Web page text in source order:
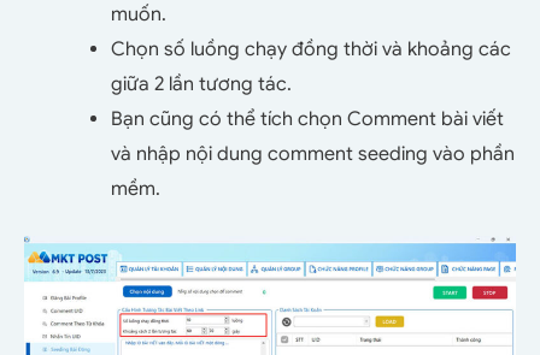
muốn.
Chọn số luồng chạy đồng thời và khoảng các
giữa 2 lần tương tác.
Bạn cũng có thể tích chọn Comment bài viết
và nhập nội dung comment seeding vào phần
mềm.